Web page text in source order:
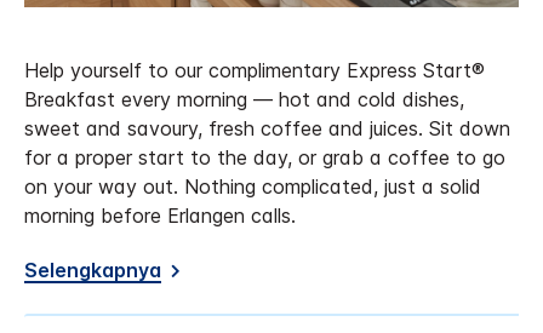
Help yourself to our complimentary Express Start®
Breakfast every morning — hot and cold dishes,
sweet and savoury, fresh coffee and juices. Sit down
for a proper start to the day, or grab a coffee to go
on your way out. Nothing complicated, just a solid
morning before Erlangen calls.
Selengkapnya